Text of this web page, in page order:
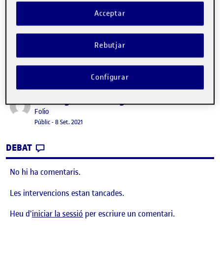
Benvinguts i benvingudes!
Publicat per
Folio
Visibilitat:
Públic-Data de publicació
8 Set. 2021
DEBAT
No hi ha comentaris.
Les intervencions estan tancades.
Heu d'iniciar la sessió per escriure un comentari.
Rebutjar
Acceptar
Configurar